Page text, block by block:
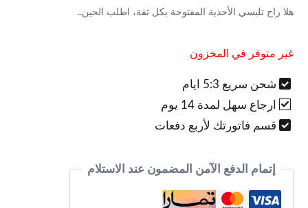
هلا راح تلبسي الأحذية المفتوحة بكل ثقة، اطلب الحين..
غير متوفر في المخزون
شحن سريع 5:3 ايام
ارجاع سهل لمدة 14 يوم
قسم فاتورتك لأربع دفعات
إتمام الدفع الآمن المضمون عند الاستلام